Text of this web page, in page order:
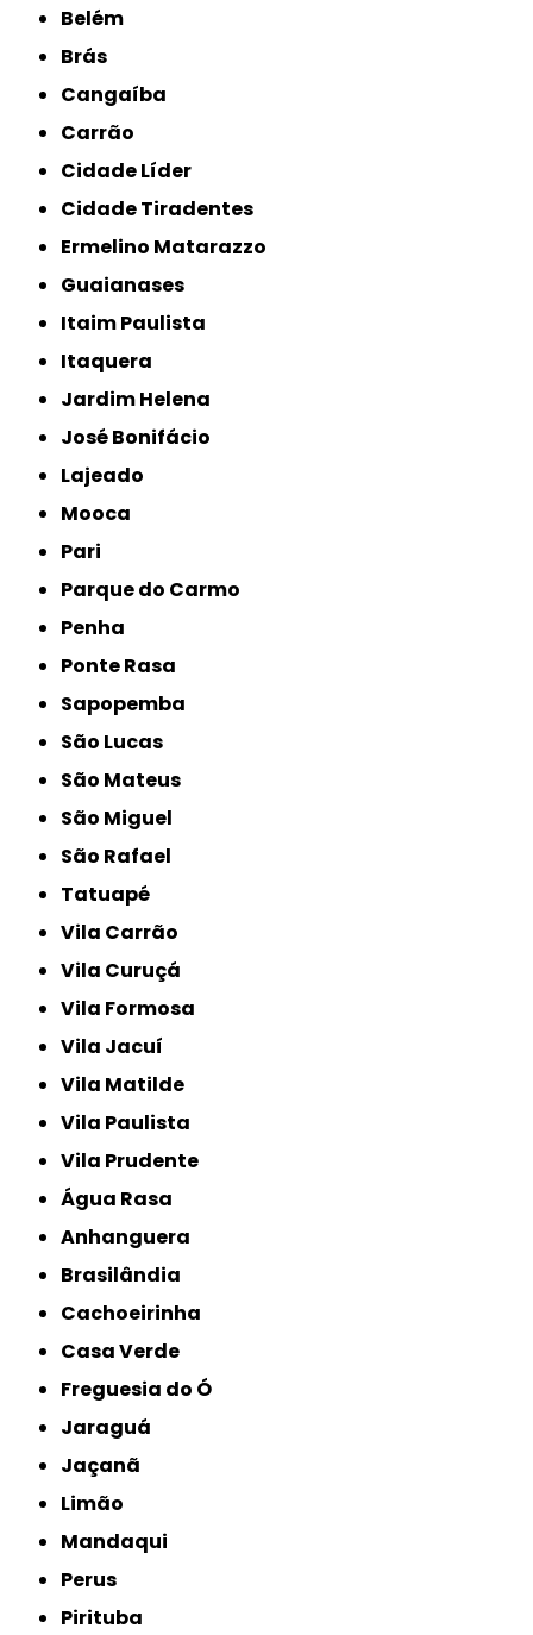
Belém
Brás
Cangaíba
Carrão
Cidade Líder
Cidade Tiradentes
Ermelino Matarazzo
Guaianases
Itaim Paulista
Itaquera
Jardim Helena
José Bonifácio
Lajeado
Mooca
Pari
Parque do Carmo
Penha
Ponte Rasa
Sapopemba
São Lucas
São Mateus
São Miguel
São Rafael
Tatuapé
Vila Carrão
Vila Curuçá
Vila Formosa
Vila Jacuí
Vila Matilde
Vila Paulista
Vila Prudente
Água Rasa
Anhanguera
Brasilândia
Cachoeirinha
Casa Verde
Freguesia do Ó
Jaraguá
Jaçanã
Limão
Mandaqui
Perus
Pirituba